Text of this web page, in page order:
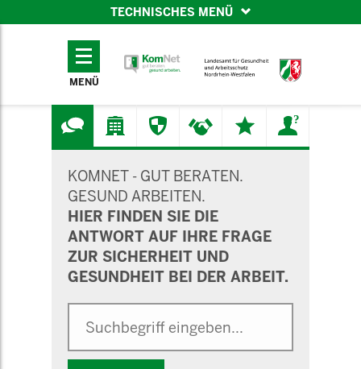
TECHNISCHES MENÜ
TECHNISCHES
MENÜ
KOMNET - GUT BERATEN.
GESUND ARBEITEN.
HIER FINDEN SIE DIE
ANTWORT AUF IHRE FRAGE
ZUR SICHERHEIT UND
GESUNDHEIT BEI DER ARBEIT.